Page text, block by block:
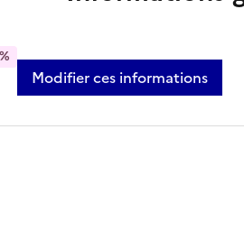
Modifier ces informations